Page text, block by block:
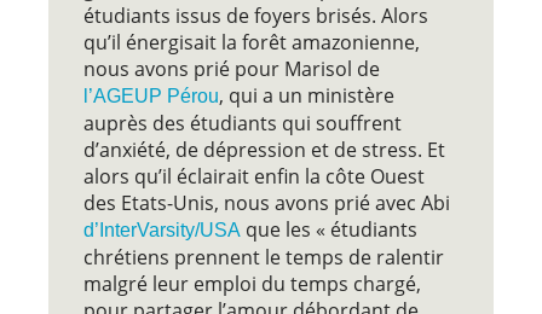
étudiants issus de foyers brisés. Alors
qu’il énergisait la forêt amazonienne,
nous avons prié pour Marisol de
l’AGEUP Pérou, qui a un ministère
auprès des étudiants qui souffrent
d’anxiété, de dépression et de stress. Et
alors qu’il éclairait enfin la côte Ouest
des Etats-Unis, nous avons prié avec Abi
d’InterVarsity/USA que les « étudiants
chrétiens prennent le temps de ralentir
malgré leur emploi du temps chargé,